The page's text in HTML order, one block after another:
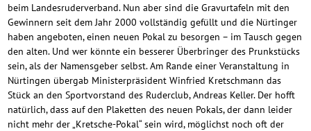
beim Landesruderverband. Nun aber sind die Gravurtafeln mit den
Gewinnern seit dem Jahr 2000 vollständig gefüllt und die Nürtinger
haben angeboten, einen neuen Pokal zu besorgen – im Tausch gegen
den alten. Und wer könnte ein besserer Überbringer des Prunkstücks
sein, als der Namensgeber selbst. Am Rande einer Veranstaltung in
Nürtingen übergab Ministerpräsident Winfried Kretschmann das
Stück an den Sportvorstand des Ruderclub, Andreas Keller. Der hofft
natürlich, dass auf den Plaketten des neuen Pokals, der dann leider
nicht mehr der „Kretsche-Pokal“ sein wird, möglichst noch oft der